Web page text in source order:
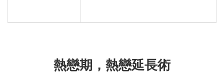
熱戀期，熱戀延長術